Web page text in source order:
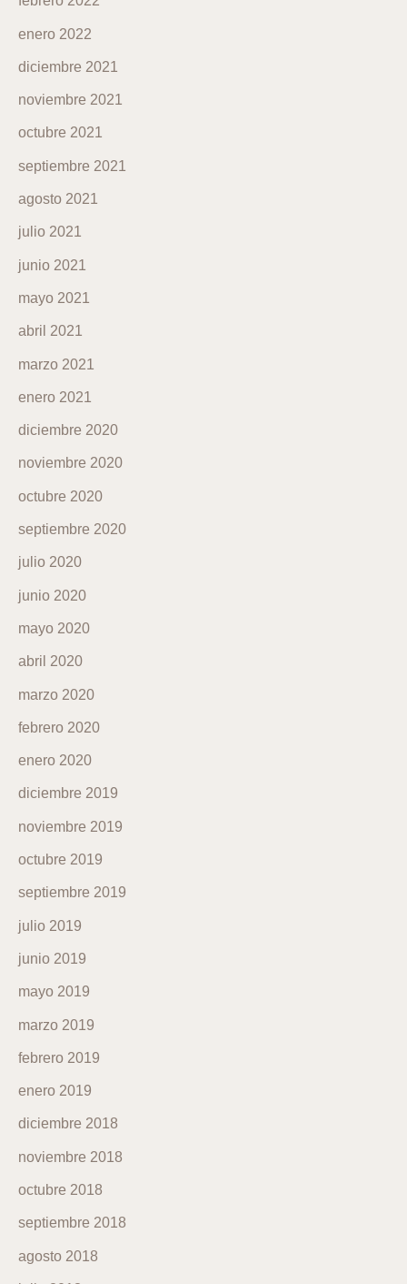
enero 2022
diciembre 2021
noviembre 2021
octubre 2021
septiembre 2021
agosto 2021
julio 2021
junio 2021
mayo 2021
abril 2021
marzo 2021
enero 2021
diciembre 2020
noviembre 2020
octubre 2020
septiembre 2020
julio 2020
junio 2020
mayo 2020
abril 2020
marzo 2020
febrero 2020
enero 2020
diciembre 2019
noviembre 2019
octubre 2019
septiembre 2019
julio 2019
junio 2019
mayo 2019
marzo 2019
febrero 2019
enero 2019
diciembre 2018
noviembre 2018
octubre 2018
septiembre 2018
agosto 2018